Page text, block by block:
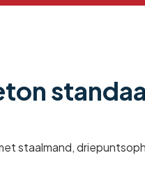
staalmand,